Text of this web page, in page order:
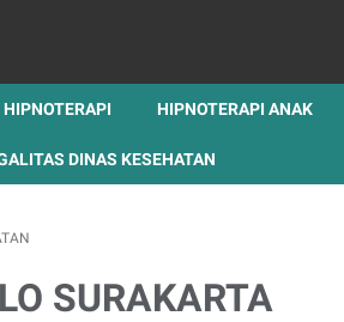
HIPNOTERAPI ANAK
DINAS KESEHATAN
SURAKARTA